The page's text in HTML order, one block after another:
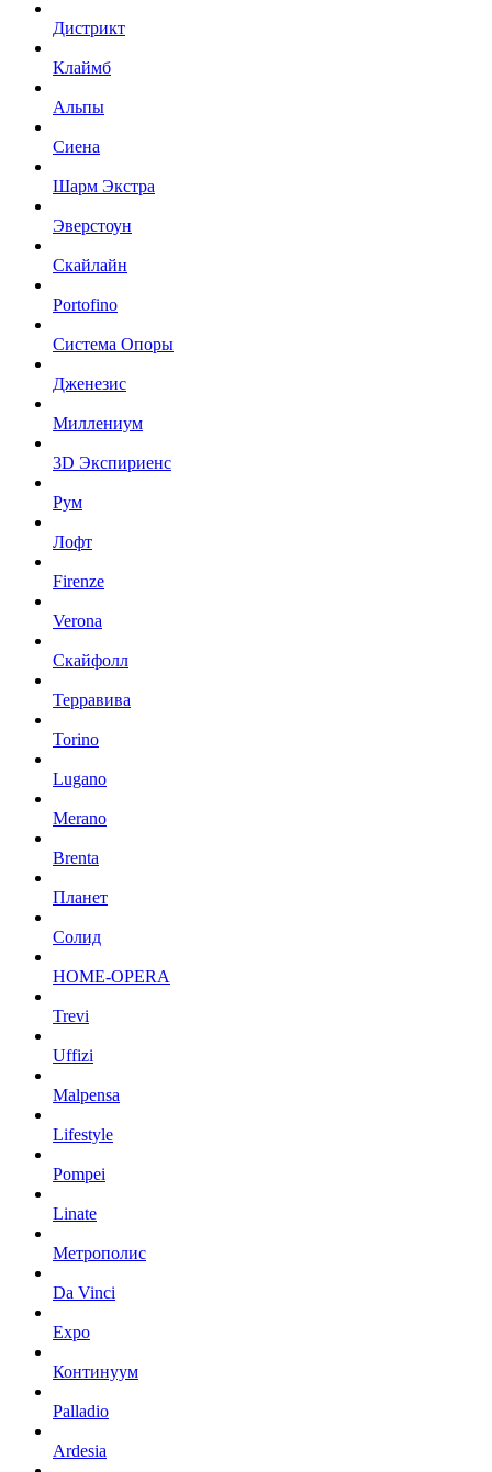
Дистрикт
Клаймб
Альпы
Сиена
Шарм Экстра
Эверстоун
Скайлайн
Portofino
Система Опоры
Дженезис
Миллениум
3D Экспириенс
Рум
Лофт
Firenze
Verona
Скайфолл
Терравива
Torino
Lugano
Merano
Brenta
Планет
Солид
HOME-OPERA
Trevi
Uffizi
Malpensa
Lifestyle
Pompei
Linate
Метрополис
Da Vinci
Expo
Континуум
Palladio
Ardesia